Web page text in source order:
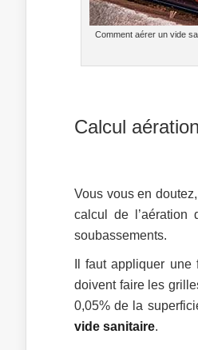
Comment aérer un vide
Calcul
Vous vous en
calcul de l’aération
soubassements.
Il faut appliquer
doivent faire les
0,05% de la
vide sanitaire.